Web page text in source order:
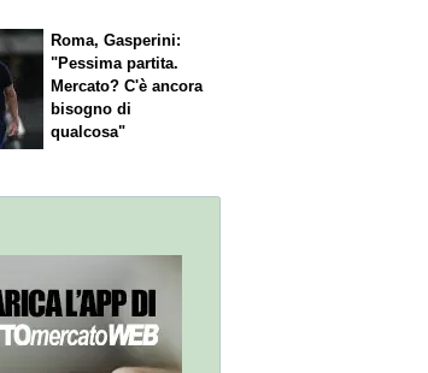
Roma, Gasperini:
"Pessima partita.
Mercato? C'è ancora
bisogno di
qualcosa"